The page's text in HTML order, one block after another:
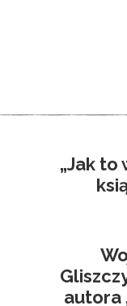
„Jak to
autora